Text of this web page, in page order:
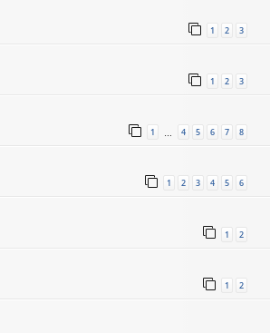
1 2 3
1 2 3
1 … 4 5 6 7 8
1 2 3 4 5 6
1 2
1 2